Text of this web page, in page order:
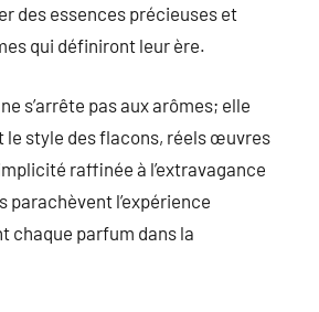
des essences précieuses et
qui définiront leur ère.
s’arrête pas aux arômes; elle
le style des flacons, réels œuvres
raffinée à l’extravagance
l’expérience
chaque parfum dans la